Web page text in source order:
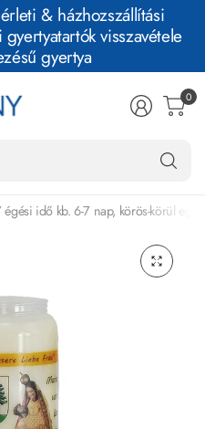
& házhozszállítási
visszavétele
gyertya
0
idő kb. 6-7 nap, körös-körül